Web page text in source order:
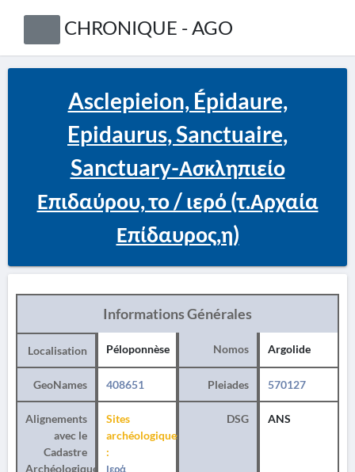
CHRONIQUE - AGO
Asclepieion, Épidaure,
Epidaurus, Sanctuaire,
Sanctuary-Ασκληπιείο
Επιδαύρου, το / ιερό (τ.Αρχαία
Επίδαυρος,η)
Informations Générales
Localisation Péloponnèse Nomos Argolide
GeoNames 408651 Pleiades 570127
Alignements
avec le
Cadastre
Archéologique
Sites
archéologiques
:
Ιερά
DSG ANS